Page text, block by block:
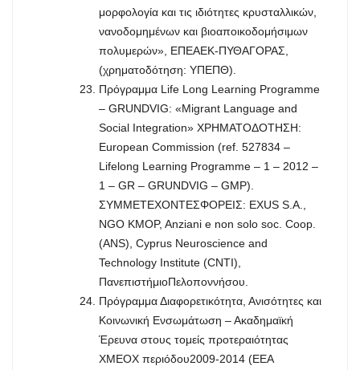
μορφολογία και τις ιδιότητες κρυσταλλικών,
νανοδομημένων και βιοαποικοδομήσιμων
πολυμερών», ΕΠΕΑΕΚ-ΠΥΘΑΓΟΡΑΣ,
(χρηματοδότηση: YΠΕΠΘ).
Πρόγραμμα Life Long Learning Programme
– GRUNDVIG: «Migrant Language and
Social Integration» ΧΡΗΜΑΤΟΔΟΤΗΣΗ:
European Commission (ref. 527834 –
Lifelong Learning Programme – 1 – 2012 –
1 – GR – GRUNDVIG – GMP).
ΣΥΜΜΕΤΕΧΟΝΤΕΣΦΟΡΕΙΣ: EXUS S.A.,
NGO KMOP, Anziani e non solo soc. Coop.
(ANS), Cyprus Neuroscience and
Technology Institute (CNTI),
ΠανεπιστήμιοΠελοποννήσου.
Πρόγραμμα Διαφορετικότητα, Ανισότητες και
Κοινωνική Ενσωμάτωση – Ακαδημαϊκή
Έρευνα στους τομείς προτεραιότητας
ΧΜΕΟΧ περιόδου2009-2014 (EEA